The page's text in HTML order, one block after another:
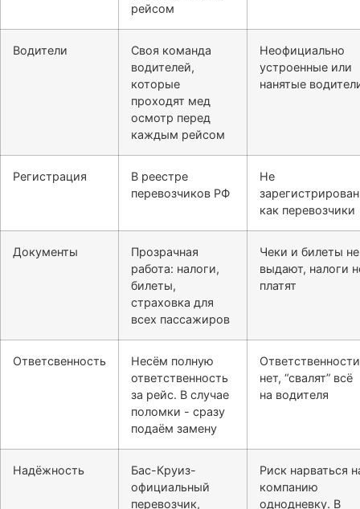
рейсом
Водители
Своя команда
водителей,
которые
проходят мед
осмотр перед
каждым рейсом
Неофициально
устроенные или
нанятые
Регистрация
В реестре
перевозчиков РФ
Не
как перевозчики
Документы
Прозрачная
работа: налоги,
билеты,
страховка для
всех пассажиров
Чеки и билеты не
выдают, налоги
платят
Ответсвенность
Несём полную
ответственность
за рейс. В случае
поломки - сразу
подаём замену
Ответственности
нет, “свалят” всё
на водителя
Надёжность
Бас-Круиз-
официальный
перевозчик,
Риск нарваться
компанию
однодневку. В